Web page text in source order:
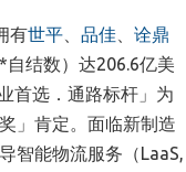
有世平 品佳
诠鼎
*自结数） 达206.6亿美
首选．通路标杆」为
」肯定。面临新制造
智能物流服务 （LaaS,